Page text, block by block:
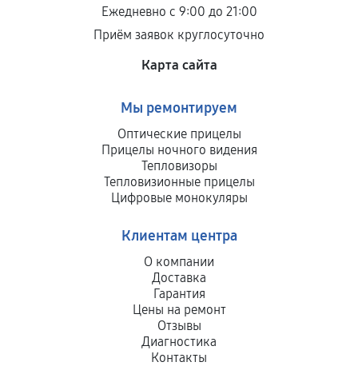
Ежедневно с 9:00 до 21:00
Приём заявок круглосуточно
Карта сайта
Мы ремонтируем
Оптические прицелы
Прицелы ночного видения
Тепловизоры
Тепловизионные прицелы
Цифровые монокуляры
Клиентам центра
О компании
Доставка
Гарантия
Цены на ремонт
Отзывы
Диагностика
Контакты